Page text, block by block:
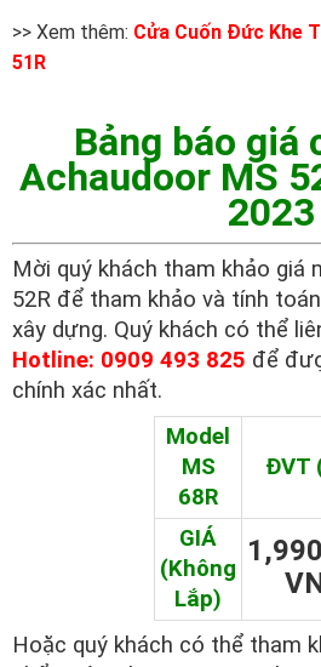
>> Xem thêm: Cửa Cuốn Đức Khe
51R
Bảng báo giá
Achaudoor MS
2023
Mời quý khách tham khảo giá
52R để tham khảo và tính
xây dựng. Quý khách có thể
Hotline: 0909 493 825 để
chính xác nhất.
Model
MS
68R
ĐVT
GIÁ
(Không
Lắp)
Hoặc quý khách có thể tham